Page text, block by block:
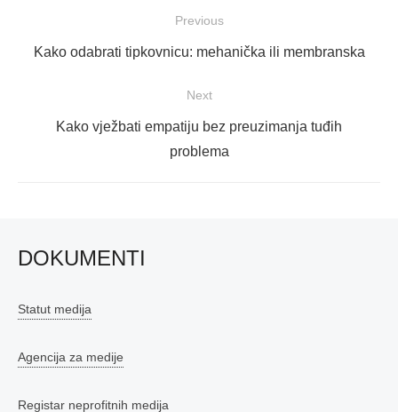
objava
Previous
Previous
Kako odabrati tipkovnicu: mehanička ili membranska
Next
Kako vježbati empatiju bez preuzimanja tuđih
problema
DOKUMENTI
Statut medija
Agencija za medije
Registar neprofitnih medija